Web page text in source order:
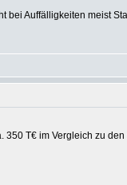
bei Auffälligkeiten meist
T€ im Vergleich zu